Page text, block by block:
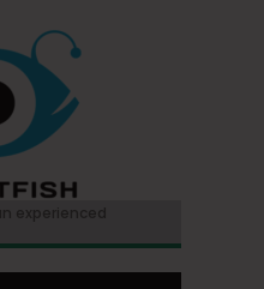
experienced